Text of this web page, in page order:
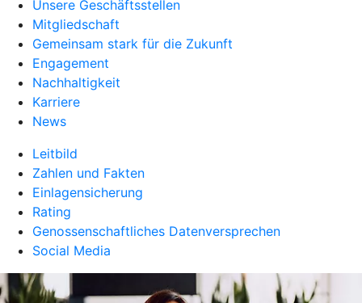
Unsere Geschäftsstellen
Mitgliedschaft
Gemeinsam stark für die Zukunft
Engagement
Nachhaltigkeit
Karriere
News
Leitbild
Zahlen und Fakten
Einlagensicherung
Rating
Genossenschaftliches Datenversprechen
Social Media